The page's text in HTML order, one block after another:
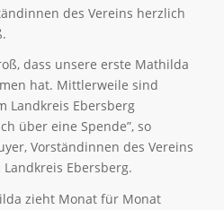
des Vereins herzlich
dass unsere erste Mathilda
hat. Mittlerweile sind
Landkreis Ebersberg
über eine Spende”, so
Vorständinnen des Vereins
Ebersberg.
zieht Monat für Monat